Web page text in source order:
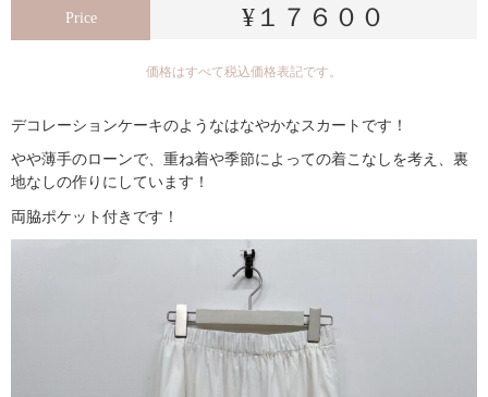
Price ¥１７６００
価格はすべて税込価格表記です。
デコレーションケーキのようなはなやかなスカートです！
やや薄手のローンで、重ね着や季節によっての着こなしを考え、裏
地なしの作りにしています！
両脇ポケット付きです！